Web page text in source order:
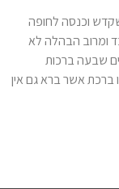
וכנסה לחופה
ומרוב הבהלה לא
שבעה ברכות
ברכת אשר ברא גם אין